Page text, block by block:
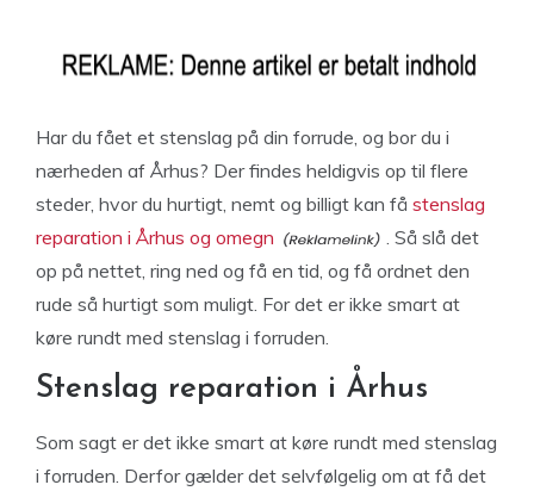
Har du fået et stenslag på din forrude, og bor du i
nærheden af Århus? Der findes heldigvis op til flere
steder, hvor du hurtigt, nemt og billigt kan få stenslag
reparation i Århus og omegn
. Så slå det
op på nettet, ring ned og få en tid, og få ordnet den
rude så hurtigt som muligt. For det er ikke smart at
køre rundt med stenslag i forruden.
Stenslag reparation i Århus
Som sagt er det ikke smart at køre rundt med stenslag
i forruden. Derfor gælder det selvfølgelig om at få det